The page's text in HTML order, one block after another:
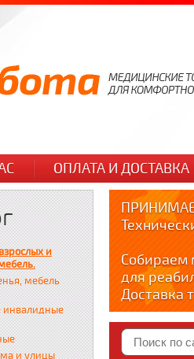
ОПЛАТА И ДОСТАВКА
и
мебель
инвалидные
и улицы
Собираем
для
Доставка
по тел.
Краткие